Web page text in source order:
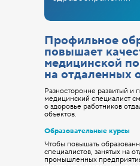
Профильное
повышает
медицинской
на отдаленных
Образовательные курсы
Разносторонне развитый и
медицинский специалист
о здоровье работников
объектов.
Чтобы повышать
специалистов, занятых на
промышленных